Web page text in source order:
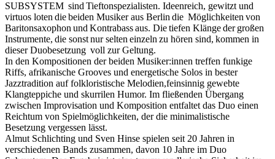
SUBSYSTEM sind Tieftonspezialisten. Ideenreich, gewitzt und
virtuos loten die beiden Musiker aus Berlin die Möglichkeiten von
Baritonsaxophon und Kontrabass aus. Die tiefen Klänge der großen
Instrumente, die sonst nur selten einzeln zu hören sind, kommen in
dieser Duobesetzung voll zur Geltung.
In den Kompositionen der beiden Musiker:innen treffen funkige
Riffs, afrikanische Grooves und energetische Solos in bester
Jazztradition auf folkloristische Melodien,feinsinnig gewebte
Klangteppiche und skurrilen Humor. Im fließenden Übergang
zwischen Improvisation und Komposition entfaltet das Duo einen
Reichtum von Spielmöglichkeiten, der die minimalistische
Besetzung vergessen lässt.
Almut Schlichting und Sven Hinse spielen seit 20 Jahren in
verschiedenen Bands zusammen, davon 10 Jahre im Duo